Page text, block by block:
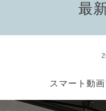
最
スマート動